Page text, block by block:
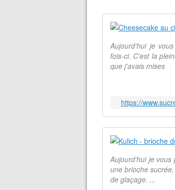
Aujourd'hui je
fois-ci. C'est la
que j'avais mises
https://
Aujourd'hui je
une brioche
de glaçage. ...